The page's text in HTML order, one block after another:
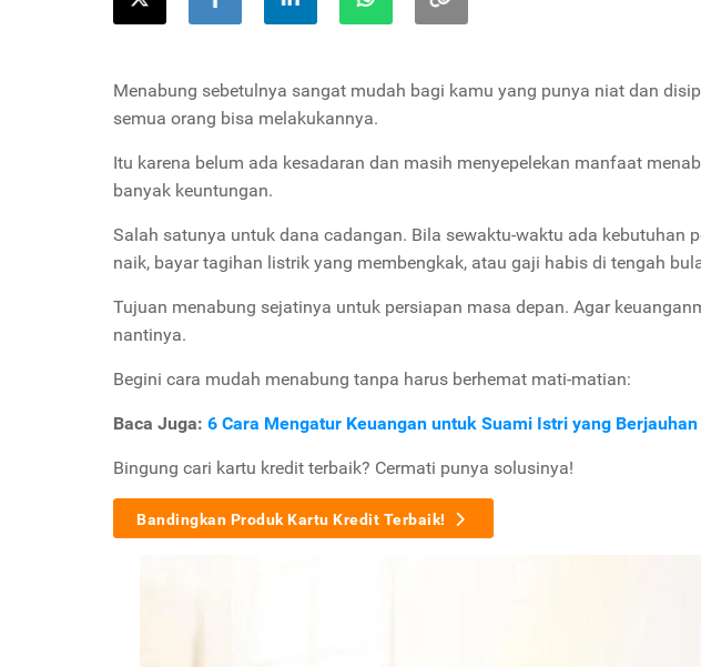
Menabung sebetulnya sangat mudah bagi kamu yang punya niat dan
semua orang bisa melakukannya.
Itu karena belum ada kesadaran dan masih menyepelekan manfaat
banyak keuntungan.
Salah satunya untuk dana cadangan. Bila sewaktu-waktu ada kebutuhan
naik, bayar tagihan listrik yang membengkak, atau gaji habis di tengah
Tujuan menabung sejatinya untuk persiapan masa depan. Agar
nantinya.
Begini cara mudah menabung tanpa harus berhemat mati-matian:
Baca Juga: 6 Cara Mengatur Keuangan untuk Suami Istri yang Berjauhan
Bingung cari kartu kredit terbaik? Cermati punya solusinya!
Bandingkan Produk Kartu Kredit Terbaik!